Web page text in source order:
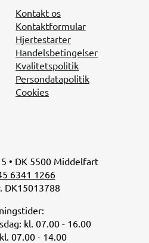
Kontakt os
Kontaktformular
Hjertestarter
Handelsbetingelser
Kvalitetspolitik
Persondatapolitik
Cookies
• DK 5500 Middelfart
6341 1266
DK15013788
kl. 07.00 - 16.00
07.00 - 14.00